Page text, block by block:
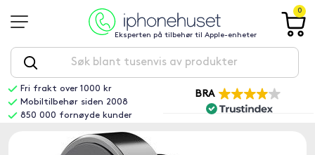
Eksperten på tilbehør til Apple-enheter
0
Fri frakt over 1000 kr
Mobiltilbehør siden 2008
850 000 fornøyde kunder
BRA